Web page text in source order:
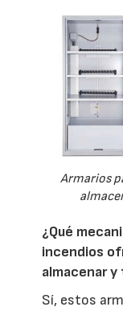
Armarios
¿Qué
incendios
almacenar
Sí, estos